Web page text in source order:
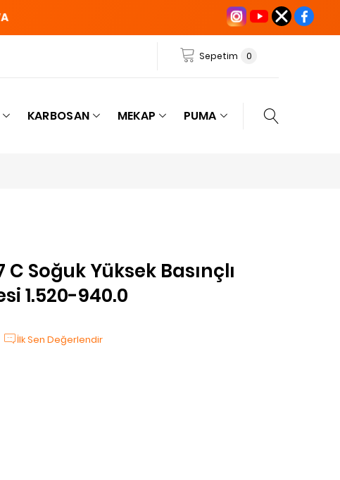
Sepetim 0
KARBOSAN MEKAP PUMA
Soğuk Yüksek Basınçlı
1.520-940.0
İlk Sen Değerlendir